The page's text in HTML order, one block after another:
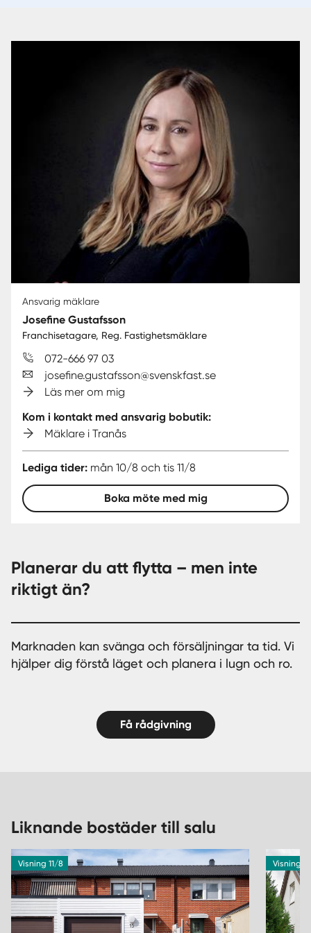
Ansvarig mäklare
Josefine Gustafsson
Franchisetagare, Reg. Fastighetsmäklare
072-666 97 03
josefine.gustafsson@svenskfast.se
Läs mer om mig
Kom i kontakt med ansvarig bobutik:
Mäklare i Tranås
Lediga tider: mån 10/8 och tis 11/8
Boka möte med mig
Planerar du att flytta – men inte
riktigt än?
Marknaden kan svänga och försäljningar ta tid. Vi
hjälper dig förstå läget och planera i lugn och ro.
Få rådgivning
Liknande bostäder till salu
Visning 11/8 Visning